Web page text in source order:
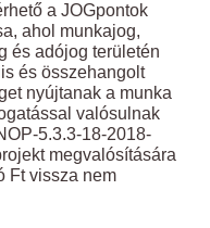
a JOGpontok
ahol munkajog,
és adójog területén
és összehangolt
nyújtanak a munka
valósulnak
5.3.3-18-2018-
megvalósítására
Ft vissza nem